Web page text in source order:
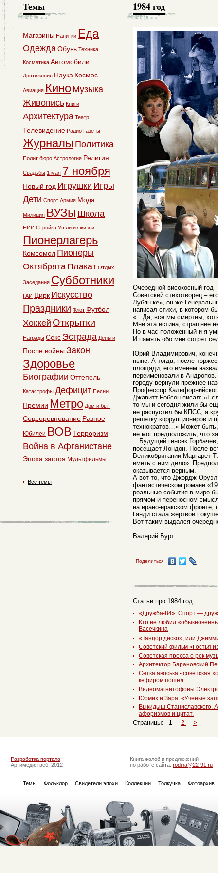
1984 год
Очередной високосный год
Советский стихотворец –
Лубян-ке», он же
написал стихи, в котором
«…Да, все мы смертны,
Мне эта истина, страшнее
Но в час положенный и я
И память обо мне сотрет
Юрий Владимирович,
ныне. А тогда, после
площади, его именем
переименовали в
городу вернули прежнее
Профессор
Джавитт Робсон писал:
то мы и сегодня жили бы
не распустил бы КПСС, а
решетку коррупционеров и
технократов…» Может
не мог предположить, что
…Будущий генсек
посещает Лондон. После
Великобритании Маргарет
иметь с ним дело».
оказывается верным.
А вот то, что Джордж
фантастическом романе
реальные события в мире
прямом и переносном
на ирано-иракском
Ганди стала жертвой
Вот таким выдался
Валерий Бурт
Поделиться
Статьи про 1984 год:
«Дружба-84». Спорт —
Кто не любил
Васечкина
«Танцор диско», или
Советский фильм «Гостья
Советская пресса о рок
Архитектор Барановский
Сетка авоська - советская
кефиром пошел…
Видеомагнитофоны
Юрмих и Зара. «Ученые
Выкидыш Станиславского.
афоризмов и цитат.
Страницы:
1 2 >
Темы
Магазины Напитки Еда
ОдеждаОбувь Техника
Косметика Автомобили
Достижения Наука Космос
Авиация Кино Музыка
Живопись Книги
Архитектура Театр
Телевидение Радио Газеты
Журналы Политика
Полит бюро Астрология Религия
Свадьбы 1 мая 7 ноября
Новый год Игрушки Игры
Дети Спорт Армия Мода
Милиция ВУЗы Школа
НИИ Стройка Ушли из жизни
Пионерлагерь
Комсомол Пионеры
Октябрята Плакат Отдых
Заседания Субботники
ГАИ Цирк Искусство
Праздники Флот Футбол
Хоккей Открытки
Награды Секс Эстрада Деньги
После войны Закон
Здоровье
Биографии Оттепель
Катастрофы Дефицит Песни
Премии Метро Дом и быт
Соцсоревнование Разное
Юбилеи ВОВ Терроризм
Война в Афганистане
Эпоха застоя Мультфильмы
Все темы
Разработка портала
Артимедия веб, 2012
Книга жалоб и предложений
по работе сайта: rodina@22-91.ru
Темы Фольклор Свидетели эпохи Коллекции Толкучка Фотоархив